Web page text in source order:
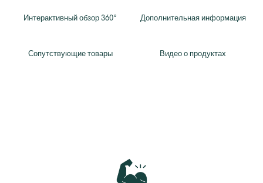
Интерактивный обзор 360° Дополнительная информация
Сопутствующие товары Видео о продуктах